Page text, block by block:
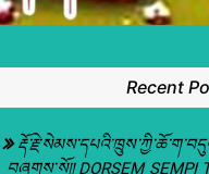
Recent
བཞུགས་སོ།། DORSEM SEMPI